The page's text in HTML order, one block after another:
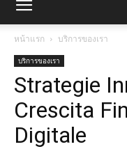
หน้าแรก บริการของเรา
บริการของเรา
Strategie
Crescita
Digitale